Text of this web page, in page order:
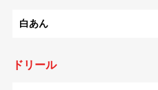
白あん
ドリール